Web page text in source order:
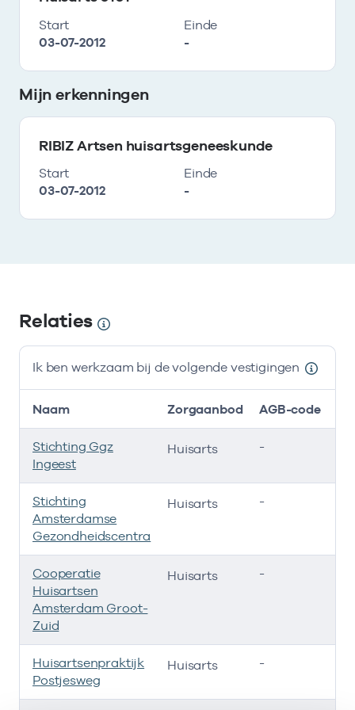
Start
03-07-2012
Einde
-
Mijn erkenningen
RIBIZ Artsen huisartsgeneeskunde
Start
03-07-2012
Einde
-
Relaties
Ik ben werkzaam bij de volgende vestigingen
Naam Zorgaanbod AGB-code
Stichting Ggz
Ingeest
Huisarts -
Stichting
Amsterdamse
Gezondheidscentra
Huisarts -
Cooperatie
Huisartsen
Amsterdam Groot-
Zuid
Huisarts -
Huisartsenpraktijk
Postjesweg
Huisarts -